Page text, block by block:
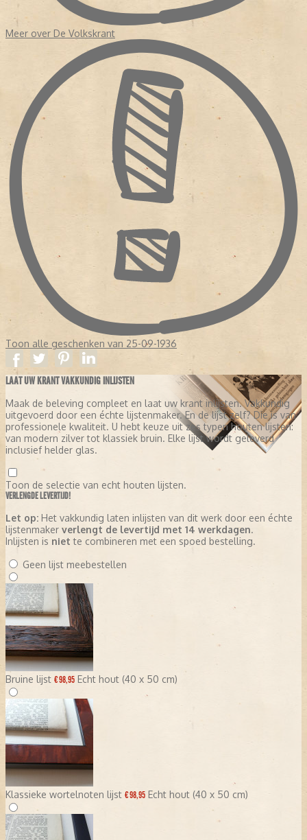
Meer over De Volkskrant
Toon alle geschenken van 25-09-1936
LAAT UW KRANT VAKKUNDIG INLIJSTEN
Maak de beleving compleet en laat uw krant inlijsten. Vakkundig
uitgevoerd door een échte lijstenmaker. En de lijst zelf? Die is van
professionele kwaliteit. U hebt keuze uit zes typen houten lijsten:
van modern zilver tot klassiek bruin. Elke lijst wordt geleverd
inclusief helder glas.
Toon de selectie van echt houten lijsten.
VERLENGDE LEVERTIJD!
Let op: Het vakkundig laten inlijsten van dit werk door een échte
lijstenmaker verlengt de levertijd met 14 werkdagen.
Inlijsten is niet te combineren met een spoed bestelling.
Geen lijst meebestellen
Bruine lijst € 98,95 Echt hout (40 x 50 cm)
Klassieke wortelnoten lijst € 98,95 Echt hout (40 x 50 cm)